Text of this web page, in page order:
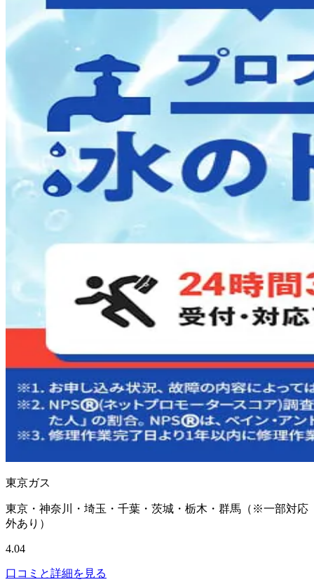
東京ガス
東京・神奈川・埼玉・千葉・茨城・栃木・群馬（※一部対応
外あり）
4.04
口コミと詳細を見る